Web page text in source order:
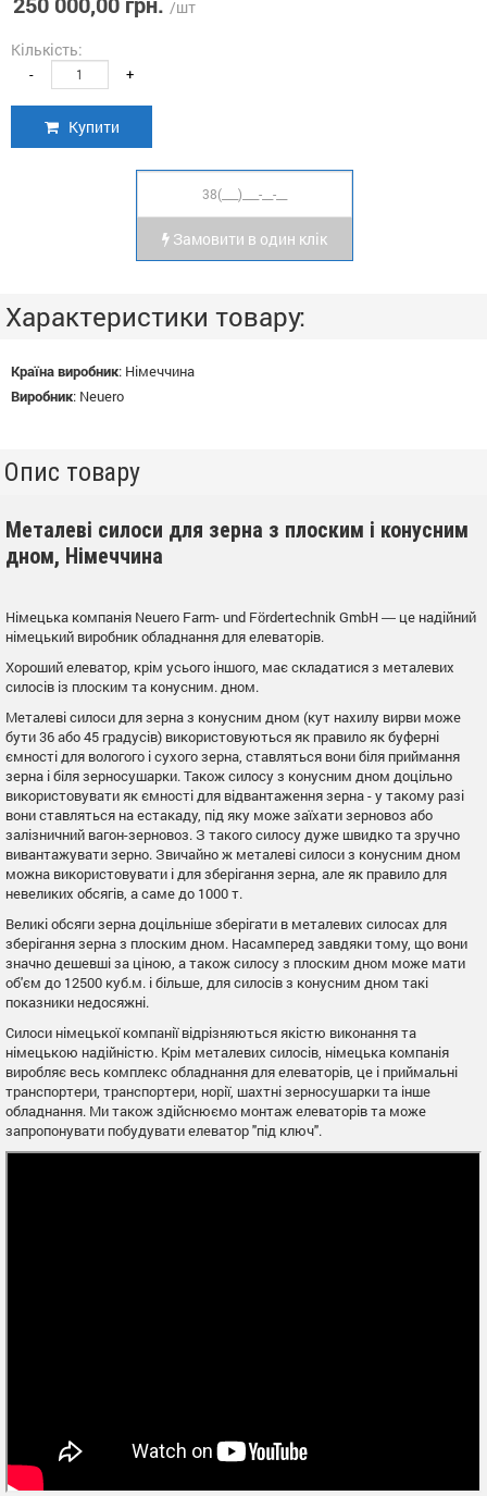
/шт
Кількість:
- +
Купити
Замовити в один клік
Характеристики товару:
Країна виробник: Німеччина
Виробник: Neuero
Опис товару
Металеві силоси для зерна з плоским і конусним
дном, Німеччина
Німецька компанія Neuero Farm- und Fördertechnik GmbH ― це надійний
німецький виробник обладнання для елеваторів.
Хороший елеватор, крім усього іншого, має складатися з металевих
силосів із плоским та конусним. дном.
Металеві силоси для зерна з конусним дном (кут нахилу вирви може
бути 36 або 45 градусів) використовуються як правило як буферні
ємності для вологого і сухого зерна, ставляться вони біля приймання
зерна і біля зерносушарки. Також силосу з конусним дном доцільно
використовувати як ємності для відвантаження зерна - у такому разі
вони ставляться на естакаду, під яку може заїхати зерновоз або
залізничний вагон-зерновоз. З такого силосу дуже швидко та зручно
вивантажувати зерно. Звичайно ж металеві силоси з конусним дном
можна використовувати і для зберігання зерна, але як правило для
невеликих обсягів, а саме до 1000 т.
Великі обсяги зерна доцільніше зберігати в металевих силосах для
зберігання зерна з плоским дном. Насамперед завдяки тому, що вони
значно дешевші за ціною, а також силосу з плоским дном може мати
об'єм до 12500 куб.м. і більше, для силосів з конусним дном такі
показники недосяжні.
Силоси німецької компанії відрізняються якістю виконання та
німецькою надійністю. Крім металевих силосів, німецька компанія
виробляє весь комплекс обладнання для елеваторів, це і приймальні
транспортери, транспортери, норії, шахтні зерносушарки та інше
обладнання. Ми також здійснюємо монтаж елеваторів та може
запропонувати побудувати елеватор "під ключ".